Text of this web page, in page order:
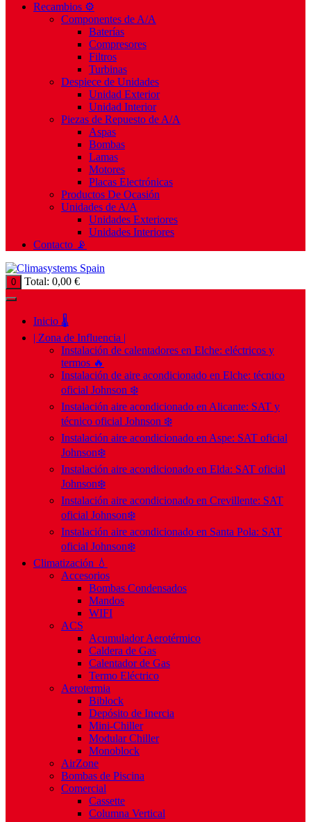
Recambios ⚙️
Componentes de A/A
Baterías
Compresores
Filtros
Turbinas
Despiece de Unidades
Unidad Exterior
Unidad Interior
Piezas de Repuesto de A/A
Aspas
Bombas
Lamas
Motores
Placas Electrónicas
Productos De Ocasión
Unidades de A/A
Unidades Exteriores
Unidades Interiores
Contacto 📡
0 Total: 0,00 €
Inicio 🌡️
| Zona de Influencia |
Instalación de calentadores en Elche: eléctricos y
termos 🔥
Instalación de aire acondicionado en Elche: técnico
oficial Johnson ❄️
Instalación aire acondicionado en Alicante: SAT y
técnico oficial Johnson ❄️
Instalación aire acondicionado en Aspe: SAT oficial
Johnson❄️
Instalación aire acondicionado en Elda: SAT oficial
Johnson❄️
Instalación aire acondicionado en Crevillente: SAT
oficial Johnson❄️
Instalación aire acondicionado en Santa Pola: SAT
oficial Johnson❄️
Climatización 💧
Accesorios
Bombas Condensados
Mandos
WIFI
ACS
Acumulador Aerotérmico
Caldera de Gas
Calentador de Gas
Termo Eléctrico
Aerotermia
Biblock
Depósito de Inercia
Mini-Chiller
Modular Chiller
Monoblock
AirZone
Bombas de Piscina
Comercial
Cassette
Columna Vertical